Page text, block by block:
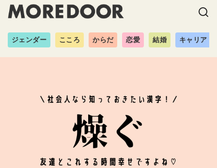
ジェンダー こころ からだ 恋愛 結婚 キャリア